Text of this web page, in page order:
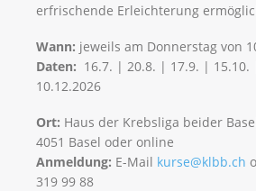
erfrischende Erleichterung
Wann: jeweils am Donnerstag von
Daten: 16.7. | 20.8. | 17.9. | 15.10.
10.12.2026
Ort: Haus der Krebsliga beider
4051 Basel oder online
Anmeldung: E-Mail kurse@klbb.ch
319 99 88